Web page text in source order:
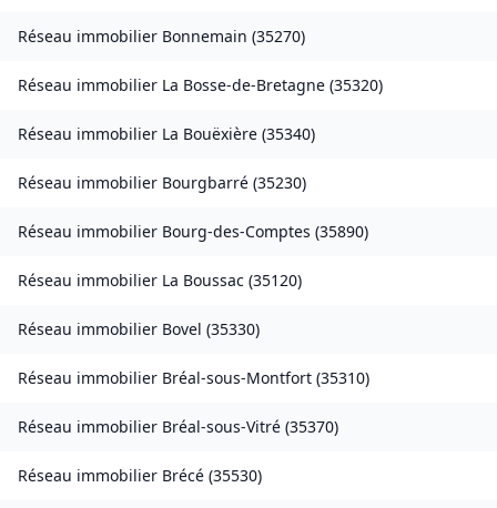
Réseau immobilier Bonnemain (35270)
Réseau immobilier La Bosse-de-Bretagne (35320)
Réseau immobilier La Bouëxière (35340)
Réseau immobilier Bourgbarré (35230)
Réseau immobilier Bourg-des-Comptes (35890)
Réseau immobilier La Boussac (35120)
Réseau immobilier Bovel (35330)
Réseau immobilier Bréal-sous-Montfort (35310)
Réseau immobilier Bréal-sous-Vitré (35370)
Réseau immobilier Brécé (35530)